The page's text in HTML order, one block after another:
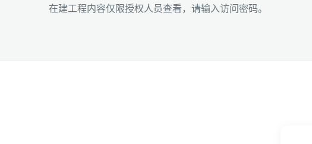
在建工程内容仅限授权人员查看，请输入访问密码。